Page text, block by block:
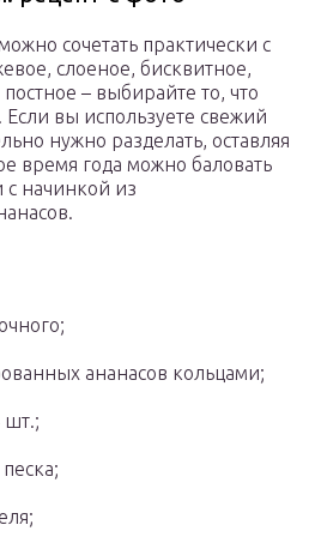
сочетать практически с
слоеное, бисквитное,
– выбирайте то, что
вы используете свежий
нужно разделать, оставляя
время года можно баловать
с начинкой из
ананасов кольцами;
шт.;